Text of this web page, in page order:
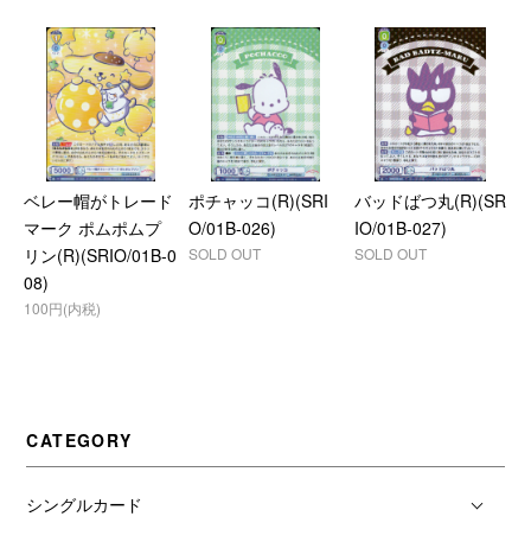
ベレー帽がトレード
マーク ポムポムプ
リン(R)(SRIO/01B-0
08)
100円(内税)
ポチャッコ(R)(SRI
O/01B-026)
SOLD OUT
バッドばつ丸(R)(SR
IO/01B-027)
SOLD OUT
CATEGORY
シングルカード